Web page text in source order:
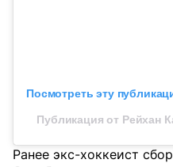
Посмотреть эту
Публикация от Рейхан
Ранее экс-хоккеист